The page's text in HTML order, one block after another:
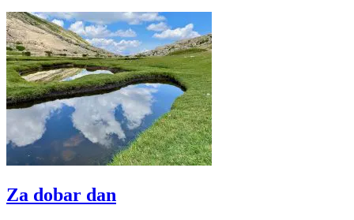
Za dobar dan